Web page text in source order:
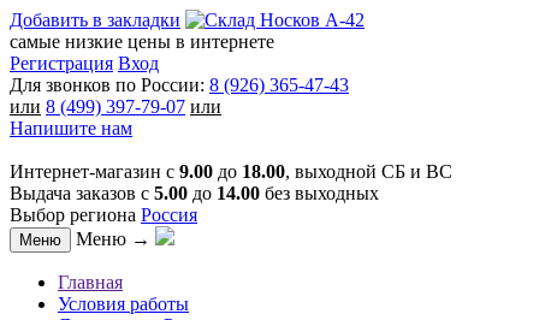
Добавить в закладки
самые низкие цены в интернете
Регистрация Вход
Для звонков по России: 8 (926) 365-47-43
или 8 (499) 397-79-07 или
Напишите нам
Интернет-магазин с 9.00 до 18.00, выходной СБ и ВС
Выдача заказов с 5.00 до 14.00 без выходных
Выбор региона Россия
Меню Меню →
Главная
Условия работы